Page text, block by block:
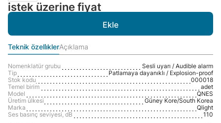
istek üzerine fiyat
Teknik özelli̇klerAçıklama
Nomenklatür grubu
Sesli uyarı / Audible alarm
Tip
Patlamaya dayanıklı / Explosion-proof
Stok kodu
000018
Temel birim
adet
Model
QNES
Üretim ülkesi
Güney Kore/South Korea
Marka
Qlight
Ses basınç seviyesi, dB
110